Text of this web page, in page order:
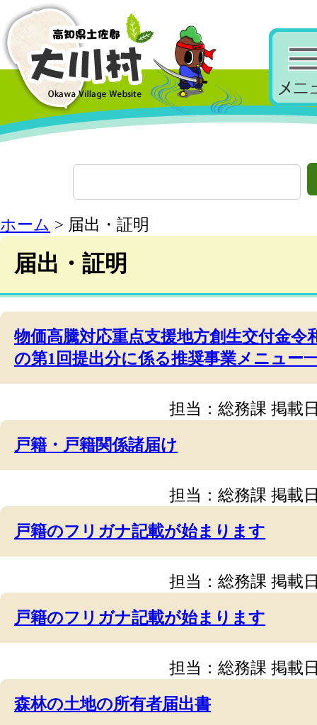
ホーム > 届出・証明
届出・証明
物価高騰対応重点支援地方創生交付金令
の第1回提出分に係る推奨事業メニュー
担当：総務課 掲載
戸籍・戸籍関係諸届け
担当：総務課 掲載
戸籍のフリガナ記載が始まります
担当：総務課 掲載
戸籍のフリガナ記載が始まります
担当：総務課 掲載
森林の土地の所有者届出書